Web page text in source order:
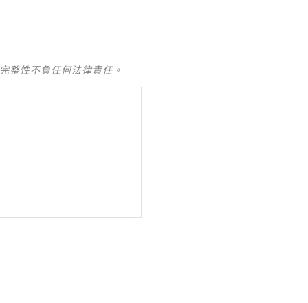
整性不負任何法律責任。